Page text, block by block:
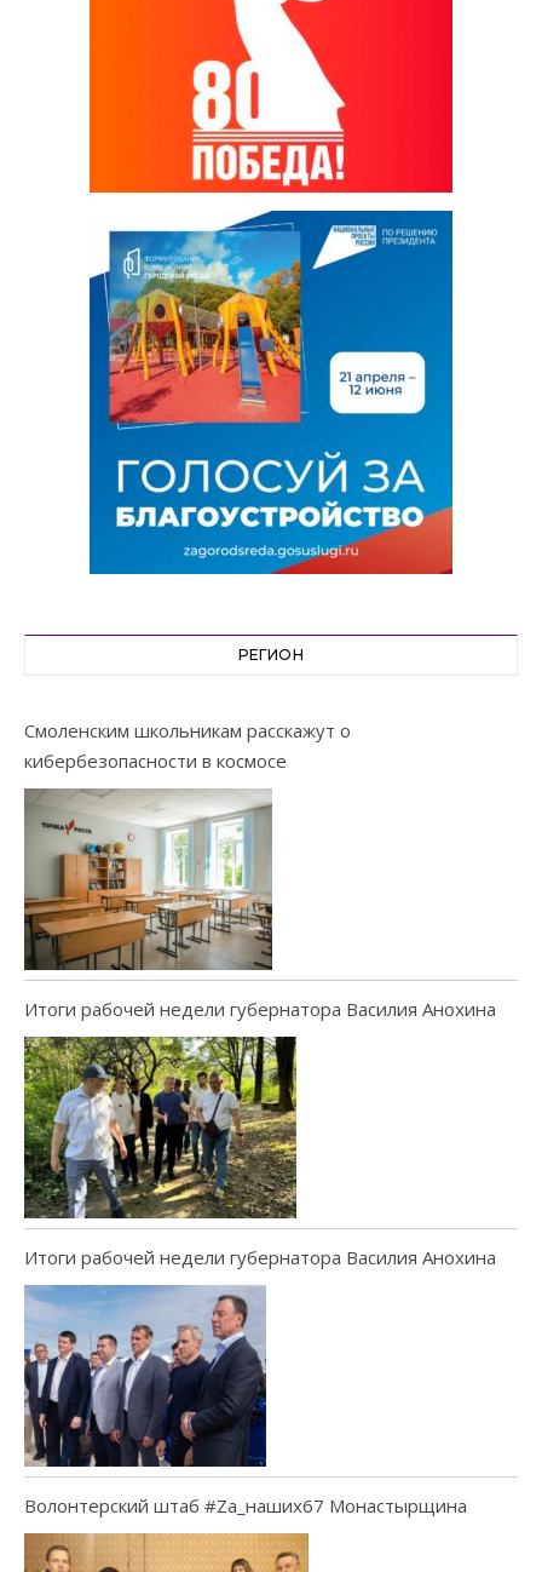
РЕГИОН
Смоленским школьникам расскажут о
кибербезопасности в космосе
Итоги рабочей недели губернатора Василия Анохина
Итоги рабочей недели губернатора Василия Анохина
Волонтерский штаб #Za_наших67 Монастырщина